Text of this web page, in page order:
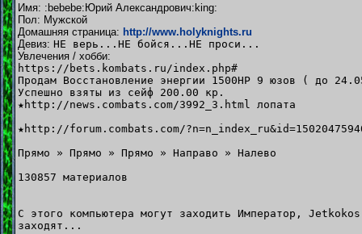
Имя: :bebebe:Юрий Александрович:king:
Пол: Мужской
Домашняя страница: http://www.holyknights.ru
Девиз: НЕ верь...НЕ бойся...НЕ проси...
Увлечения / хобби:
https://bets.kombats.ru/index.php#
Продам Восстановление энергии 1500HP 9 юзов ( до
Успешно взяты из сейф 200.00 кр.
★http://news.combats.com/3992_3.html лопата
★http://forum.combats.com/
Прямо » Прямо » Прямо » Направо » Налево
130857 материалов
С этого компьютера могут заходить Император,
заходят...